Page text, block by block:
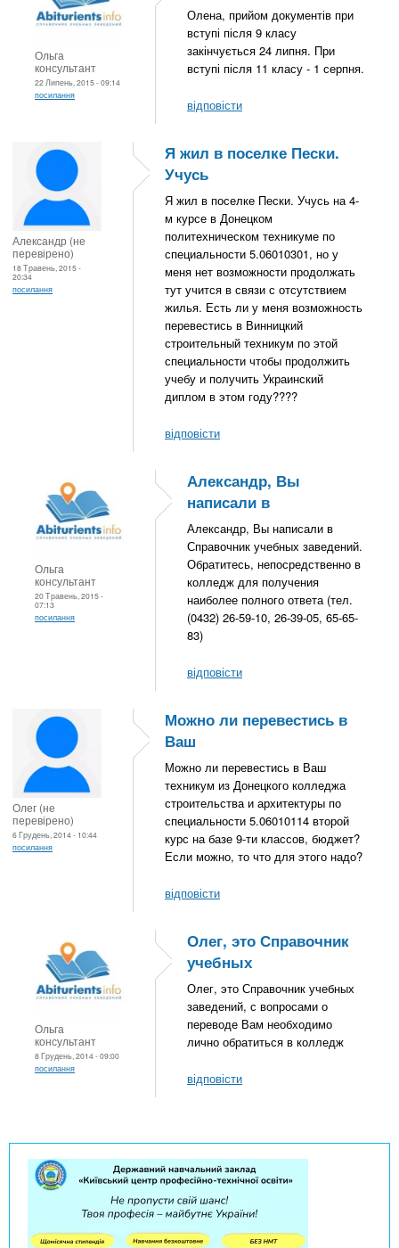
Ольга
консультант
22 Липень, 2015 - 09:14
посилання
Олена, прийом документів при
вступі після 9 класу
закінчується 24 липня. При
вступі після 11 класу - 1 серпня.
відповісти
Александр (не
перевірено)
18 Травень, 2015 -
20:34
посилання
Я жил в поселке Пески.
Учусь
Я жил в поселке Пески. Учусь на 4-
м курсе в Донецком
политехническом техникуме по
специальности 5.06010301, но у
меня нет возможности продолжать
тут учится в связи с отсутствием
жилья. Есть ли у меня возможность
перевестись в Винницкий
строительный техникум по этой
специальности чтобы продолжить
учебу и получить Украинский
диплом в этом году????
відповісти
Ольга
консультант
20 Травень, 2015 -
07:13
посилання
Александр, Вы
написали в
Александр, Вы написали в
Справочник учебных заведений.
Обратитесь, непосредственно в
колледж для получения
наиболее полного ответа (тел.
(0432) 26-59-10, 26-39-05, 65-65-
83)
відповісти
Олег (не
перевірено)
6 Грудень, 2014 - 10:44
посилання
Можно ли перевестись в
Ваш
Можно ли перевестись в Ваш
техникум из Донецкого колледжа
строительства и архитектуры по
специальности 5.06010114 второй
курс на базе 9-ти классов, бюджет?
Если можно, то что для этого надо?
відповісти
Ольга
консультант
8 Грудень, 2014 - 09:00
посилання
Олег, это Справочник
учебных
Олег, это Справочник учебных
заведений, с вопросами о
переводе Вам необходимо
лично обратиться в колледж
відповісти